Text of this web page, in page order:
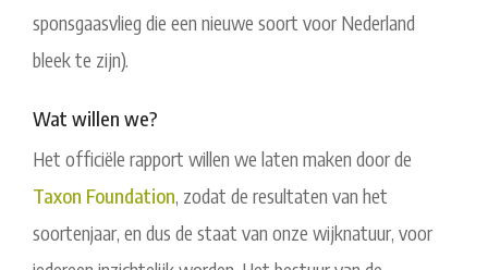
sponsgaasvlieg die een nieuwe soort voor Nederland
bleek te zijn).
Wat willen we?
Het officiële rapport willen we laten maken door de
Taxon Foundation, zodat de resultaten van het
soortenjaar, en dus de staat van onze wijknatuur, voor